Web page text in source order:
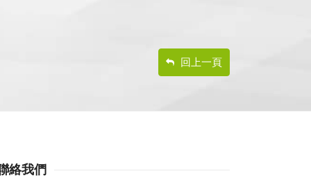
回上一頁
絡我們